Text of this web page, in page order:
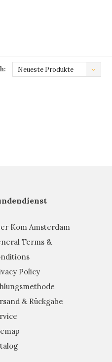
Neueste Produkte
Kom Amsterdam
Terms &
Policy
& Rückgabe